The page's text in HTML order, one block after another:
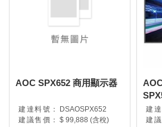
AOC SPX652 商用顯示器
建達料號：
DSAOSPX652
建議售價： $ 99,888 (含稅)
建達
建議